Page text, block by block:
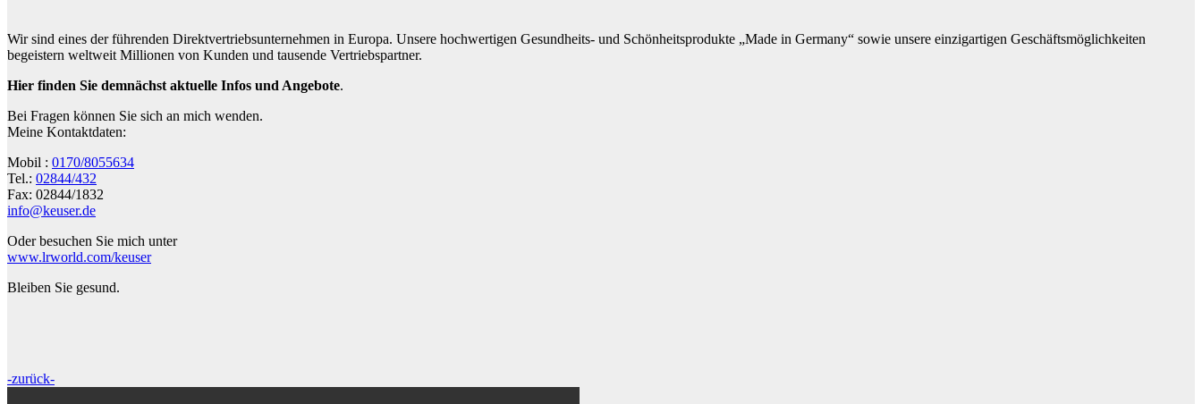
Wir sind eines der führenden Direktvertriebsunternehmen in Europa. Unsere hochwertigen Gesundheits- und Schönheitsprodukte „Made in Germany“ sowie unsere einzigartigen Geschäftsmöglichkeiten
begeistern weltweit Millionen von Kunden und tausende Vertriebspartner.
Hier finden Sie demnächst aktuelle Infos und Angebote.
Bei Fragen können Sie sich an mich wenden.
Meine Kontaktdaten:
Mobil : 0170/8055634
Tel.: 02844/432
Fax: 02844/1832
info@keuser.de
Oder besuchen Sie mich unter
www.lrworld.com/keuser
Bleiben Sie gesund.
-zurück-